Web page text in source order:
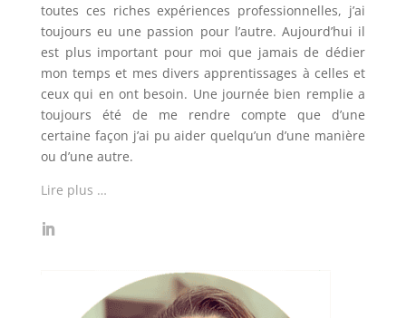
toutes ces riches expériences professionnelles, j’ai
toujours eu une passion pour l’autre. Aujourd’hui il
est plus important pour moi que jamais de dédier
mon temps et mes divers apprentissages à celles et
ceux qui en ont besoin. Une journée bien remplie a
toujours été de me rendre compte que d’une
certaine façon j’ai pu aider quelqu’un d’une manière
ou d’une autre.
Lire plus …